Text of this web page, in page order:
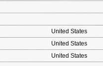
United States
United States
United States